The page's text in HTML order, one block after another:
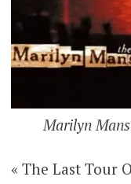
Marilyn
« The Last Tour